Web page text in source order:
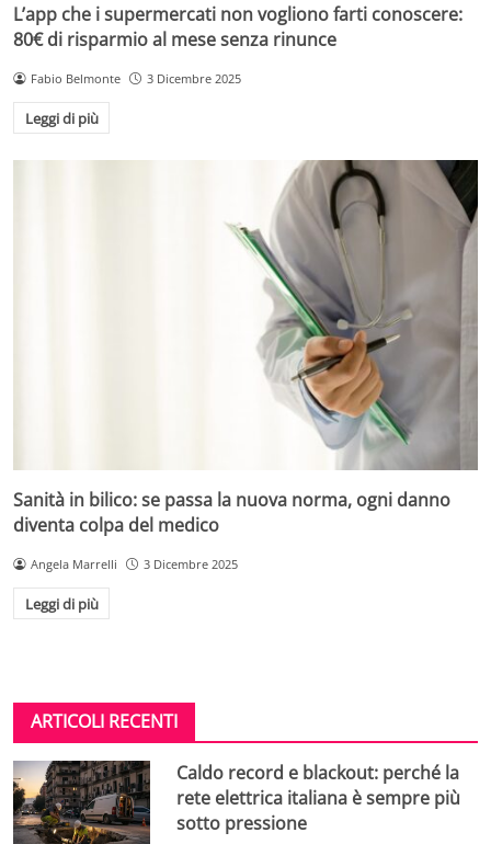
L’app che i supermercati non vogliono farti conoscere:
80€ di risparmio al mese senza rinunce
Fabio Belmonte 3 Dicembre 2025
Leggi di più
Sanità in bilico: se passa la nuova norma, ogni danno
diventa colpa del medico
Angela Marrelli 3 Dicembre 2025
Leggi di più
ARTICOLI RECENTI
Caldo record e blackout: perché la
rete elettrica italiana è sempre più
sotto pressione